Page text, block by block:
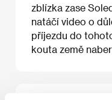
zblízka zase
natáčí video o
příjezdu do
kouta země